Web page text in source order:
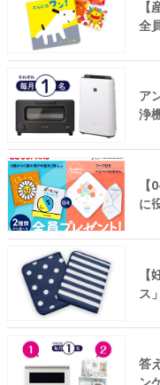
全
ア
浄
に
ス
答